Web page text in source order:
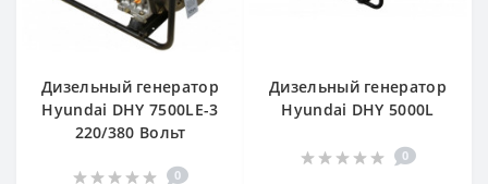
Дизельный генератор
Hyundai DHY 7500LE-3
220/380 Вольт
0
Дизельный генератор
Hyundai DHY 5000L
0